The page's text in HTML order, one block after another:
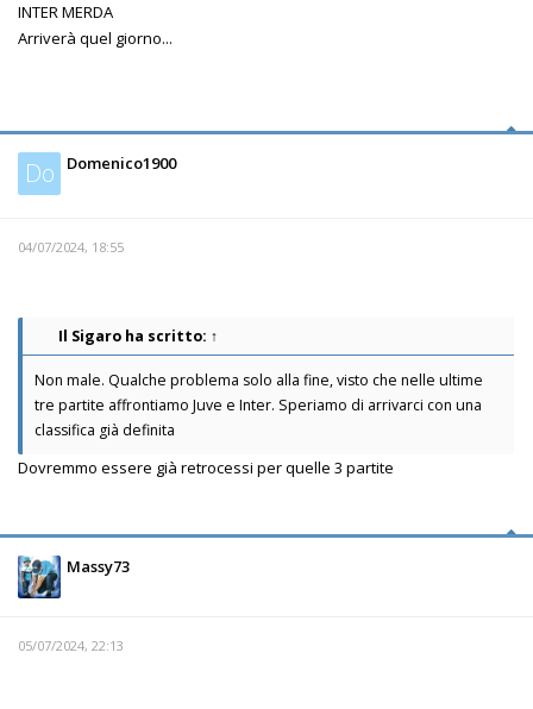
INTER MERDA
Arriverà quel giorno...
Do Domenico1900
04/07/2024, 18:55
Il Sigaro ha scritto: ↑
Non male. Qualche problema solo alla fine, visto che nelle ultime
tre partite affrontiamo Juve e Inter. Speriamo di arrivarci con una
classifica già definita
Dovremmo essere già retrocessi per quelle 3 partite
Massy73
05/07/2024, 22:13